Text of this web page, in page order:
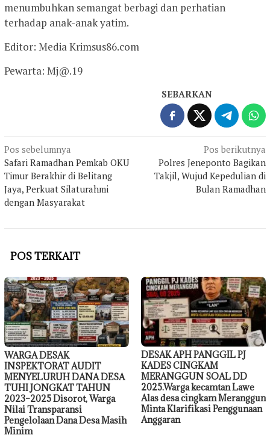
menumbuhkan semangat berbagi dan perhatian
terhadap anak-anak yatim.
Editor: Media Krimsus86.com
Pewarta: Mj@.19
SEBARKAN
Navigasi
pos
Pos sebelumnya
Safari Ramadhan Pemkab OKU
Timur Berakhir di Belitang
Jaya, Perkuat Silaturahmi
dengan Masyarakat
Pos berikutnya
Polres Jeneponto Bagikan
Takjil, Wujud Kepedulian di
Bulan Ramadhan
POS TERKAIT
WARGA DESAK
INSPEKTORAT AUDIT
MENYELURUH DANA DESA
TUHI JONGKAT TAHUN
2023–2025 Disorot, Warga
Nilai Transparansi
Pengelolaan Dana Desa Masih
Minim
DESAK APH PANGGIL PJ
KADES CINGKAM
MERANGGUN SOAL DD
2025.Warga kecamtan Lawe
Alas desa cingkam Meranggun
Minta Klarifikasi Penggunaan
Anggaran